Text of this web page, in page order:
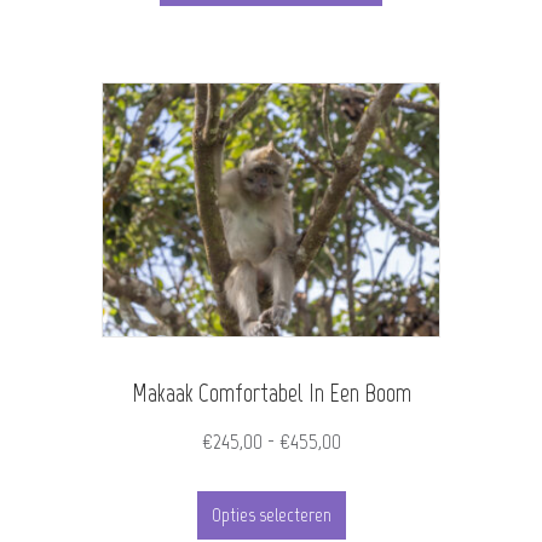
Makaak Comfortabel In Een Boom
€245,00 - €455,00Prijsklasse:
Opties selecteren
Dit
product